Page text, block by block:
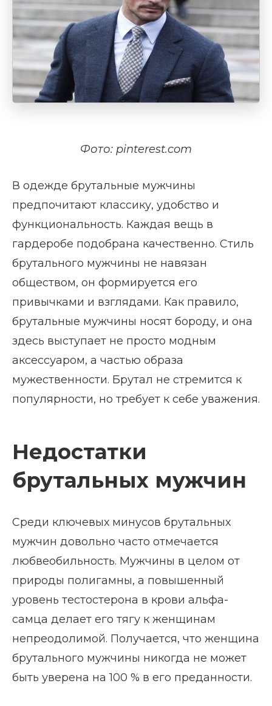
Фото: pinterest.com
В одежде брутальные мужчины
предпочитают классику, удобство и
функциональность. Каждая вещь в
гардеробе подобрана качественно. Стиль
брутального мужчины не навязан
обществом, он формируется его
привычками и взглядами. Как правило,
брутальные мужчины носят бороду, и она
здесь выступает не просто модным
аксессуаром, а частью образа
мужественности. Брутал не стремится к
популярности, но требует к себе уважения.
Недостатки
брутальных мужчин
Среди ключевых минусов брутальных
мужчин довольно часто отмечается
любвеобильность. Мужчины в целом от
природы полигамны, а повышенный
уровень тестостерона в крови альфа-
самца делает его тягу к женщинам
непреодолимой. Получается, что женщина
брутального мужчины никогда не может
быть уверена на 100 % в его преданности.